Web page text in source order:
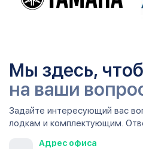
Мы здесь,
на ваши
Задайте интересующий вас
лодкам и комплектующим.
Адрес офиса